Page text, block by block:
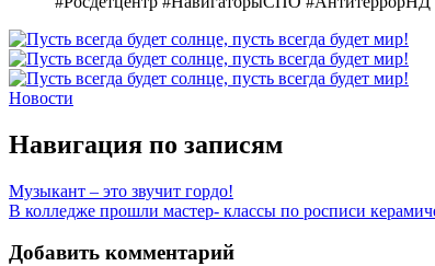
Новости
Навигация по записям
Музыкант – это звучит гордо!
В колледже прошли мастер- классы по росписи
Добавить комментарий